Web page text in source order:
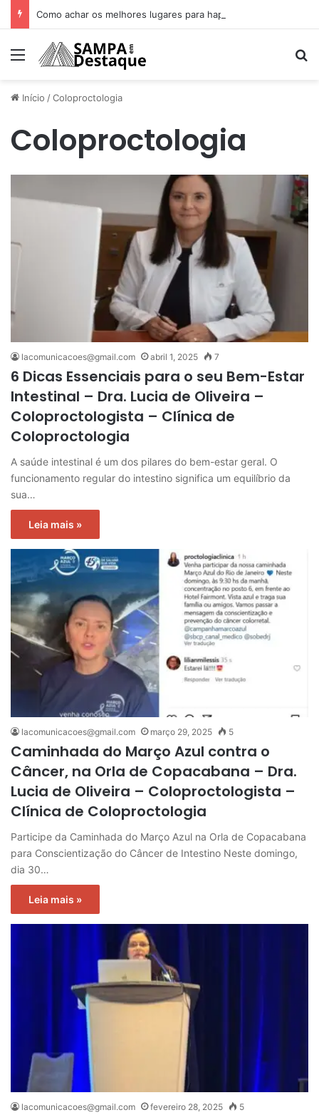
Menu
Início /Coloproctologia
Coloproctologia
lacomunicacoes@gmail.com abril 1, 2025 7
6 Dicas Essenciais para o seu Bem-Estar
Intestinal – Dra. Lucia de Oliveira –
Coloproctologista – Clínica de
Coloproctologia
A saúde intestinal é um dos pilares do bem-estar geral. O
funcionamento regular do intestino significa um equilíbrio da
sua…
Leia mais »
lacomunicacoes@gmail.com março 29, 2025 5
Caminhada do Março Azul contra o
Câncer, na Orla de Copacabana – Dra.
Lucia de Oliveira – Coloproctologista –
Clínica de Coloproctologia
Participe da Caminhada do Março Azul na Orla de Copacabana
para Conscientização do Câncer de Intestino Neste domingo,
dia 30…
Leia mais »
lacomunicacoes@gmail.com fevereiro 28, 2025 5